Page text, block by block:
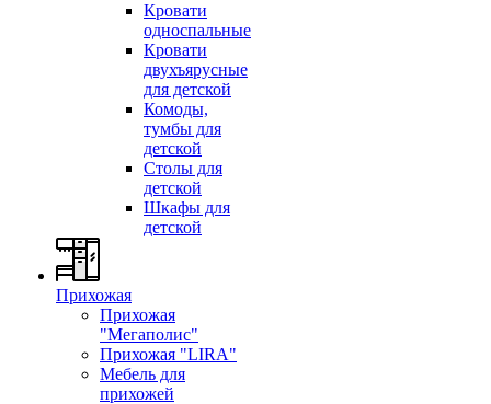
Кровати
односпальные
Кровати
двухъярусные
для детской
Комоды,
тумбы для
детской
Столы для
детской
Шкафы для
детской
Прихожая
Прихожая
"Мегаполис"
Прихожая "LIRA"
Мебель для
прихожей